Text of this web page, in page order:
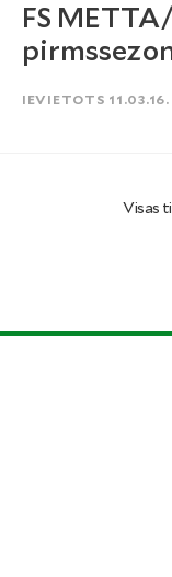
FS
IEVIETOTS 11.03.16.
Visas